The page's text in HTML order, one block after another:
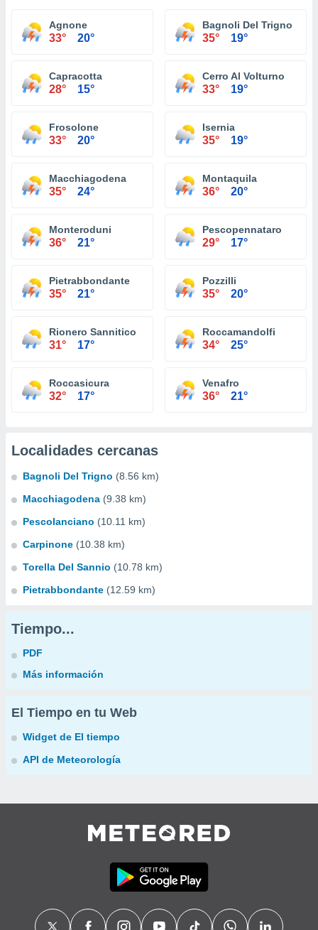
Agnone
33° 20°
Bagnoli Del Trigno
35° 19°
Capracotta
28° 15°
Cerro Al Volturno
33° 19°
Frosolone
33° 20°
Isernia
35° 19°
Macchiagodena
35° 24°
Montaquila
36° 20°
Monteroduni
36° 21°
Pescopennataro
29° 17°
Pietrabbondante
35° 21°
Pozzilli
35° 20°
Rionero Sannitico
31° 17°
Roccamandolfi
34° 25°
Roccasicura
32° 17°
Venafro
36° 21°
Localidades cercanas
Bagnoli Del Trigno (8.56 km)
Macchiagodena (9.38 km)
Pescolanciano (10.11 km)
Carpinone (10.38 km)
Torella Del Sannio (10.78 km)
Pietrabbondante (12.59 km)
Tiempo...
PDF
Más información
El Tiempo en tu Web
Widget de El tiempo
API de Meteorología